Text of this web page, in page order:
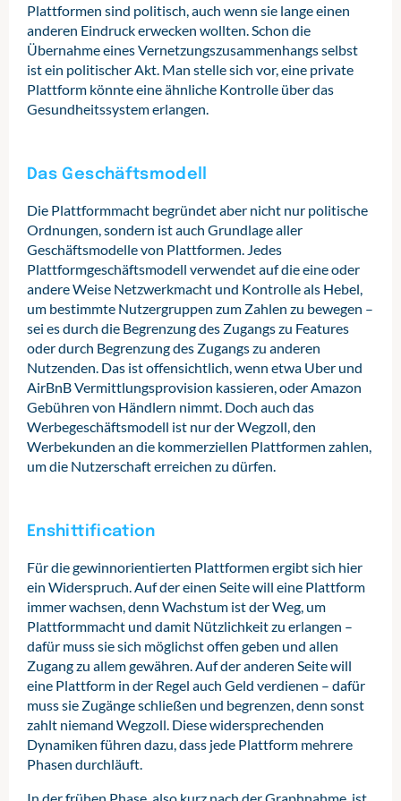
Plattformen sind politisch, auch wenn sie lange einen
anderen Eindruck erwecken wollten. Schon die
Übernahme eines Vernetzungszusammenhangs selbst
ist ein politischer Akt. Man stelle sich vor, eine private
Plattform könnte eine ähnliche Kontrolle über das
Gesundheitssystem erlangen.
Das Geschäftsmodell
Die Plattformmacht begründet aber nicht nur politische
Ordnungen, sondern ist auch Grundlage aller
Geschäftsmodelle von Plattformen. Jedes
Plattformgeschäftsmodell verwendet auf die eine oder
andere Weise Netzwerkmacht und Kontrolle als Hebel,
um bestimmte Nutzergruppen zum Zahlen zu bewegen –
sei es durch die Begrenzung des Zugangs zu Features
oder durch Begrenzung des Zugangs zu anderen
Nutzenden. Das ist offensichtlich, wenn etwa Uber und
AirBnB Vermittlungsprovision kassieren, oder Amazon
Gebühren von Händlern nimmt. Doch auch das
Werbegeschäftsmodell ist nur der Wegzoll, den
Werbekunden an die kommerziellen Plattformen zahlen,
um die Nutzerschaft erreichen zu dürfen.
Enshittification
Für die gewinnorientierten Plattformen ergibt sich hier
ein Widerspruch. Auf der einen Seite will eine Plattform
immer wachsen, denn Wachstum ist der Weg, um
Plattformmacht und damit Nützlichkeit zu erlangen –
dafür muss sie sich möglichst offen geben und allen
Zugang zu allem gewähren. Auf der anderen Seite will
eine Plattform in der Regel auch Geld verdienen – dafür
muss sie Zugänge schließen und begrenzen, denn sonst
zahlt niemand Wegzoll. Diese widersprechenden
Dynamiken führen dazu, dass jede Plattform mehrere
Phasen durchläuft.